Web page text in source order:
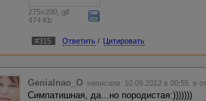
275x200, gif
474 Kb
#315 Ответить / Цитировать
Genialnao_O написала 10.09.2012 в 00:55 в
Симпатишная, да...но породистая:)))))))